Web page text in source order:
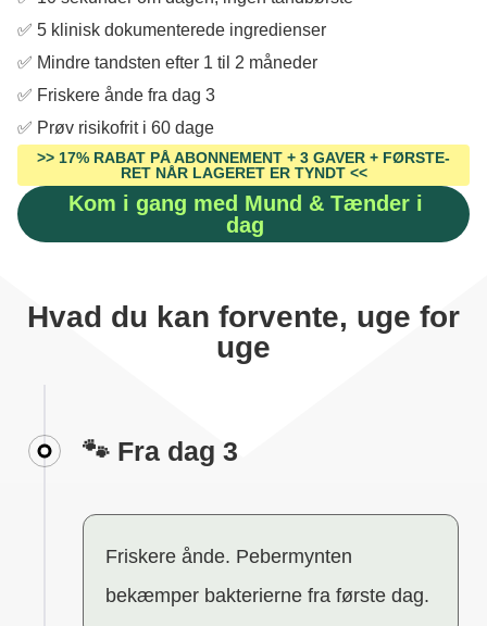
✅ 5 klinisk dokumenterede ingredienser
✅ Mindre tandsten efter 1 til 2 måneder
✅ Friskere ånde fra dag 3
✅ Prøv risikofrit i 60 dage
>> 17% RABAT PÅ ABONNEMENT + 3 GAVER + FØRSTE-
RET NÅR LAGERET ER TYNDT <<
Kom i gang med Mund & Tænder i
dag
Hvad du kan forvente, uge for
uge
🐾 Fra dag 3
Friskere ånde. Pebermynten
bekæmper bakterierne fra første dag.